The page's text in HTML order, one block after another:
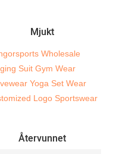
Mjukt
Återvunnet